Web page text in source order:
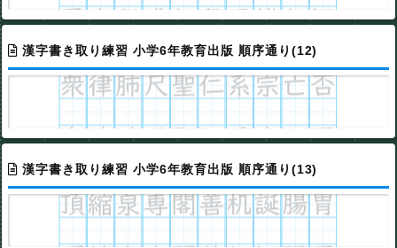
漢字書き取り練習 小学6年教育出版 順序通り(12)
漢字書き取り練習 小学6年教育出版 順序通り(13)